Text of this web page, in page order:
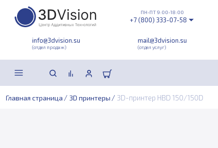
info@3dvision.su
(отдел продаж)
mail@3dvision.su
(отдел услуг)
ПН-ПТ 9:00-18:00
+7 (800) 333-07-58
Главная страница / 3D принтеры / 3D-принтер HBD 150/150D